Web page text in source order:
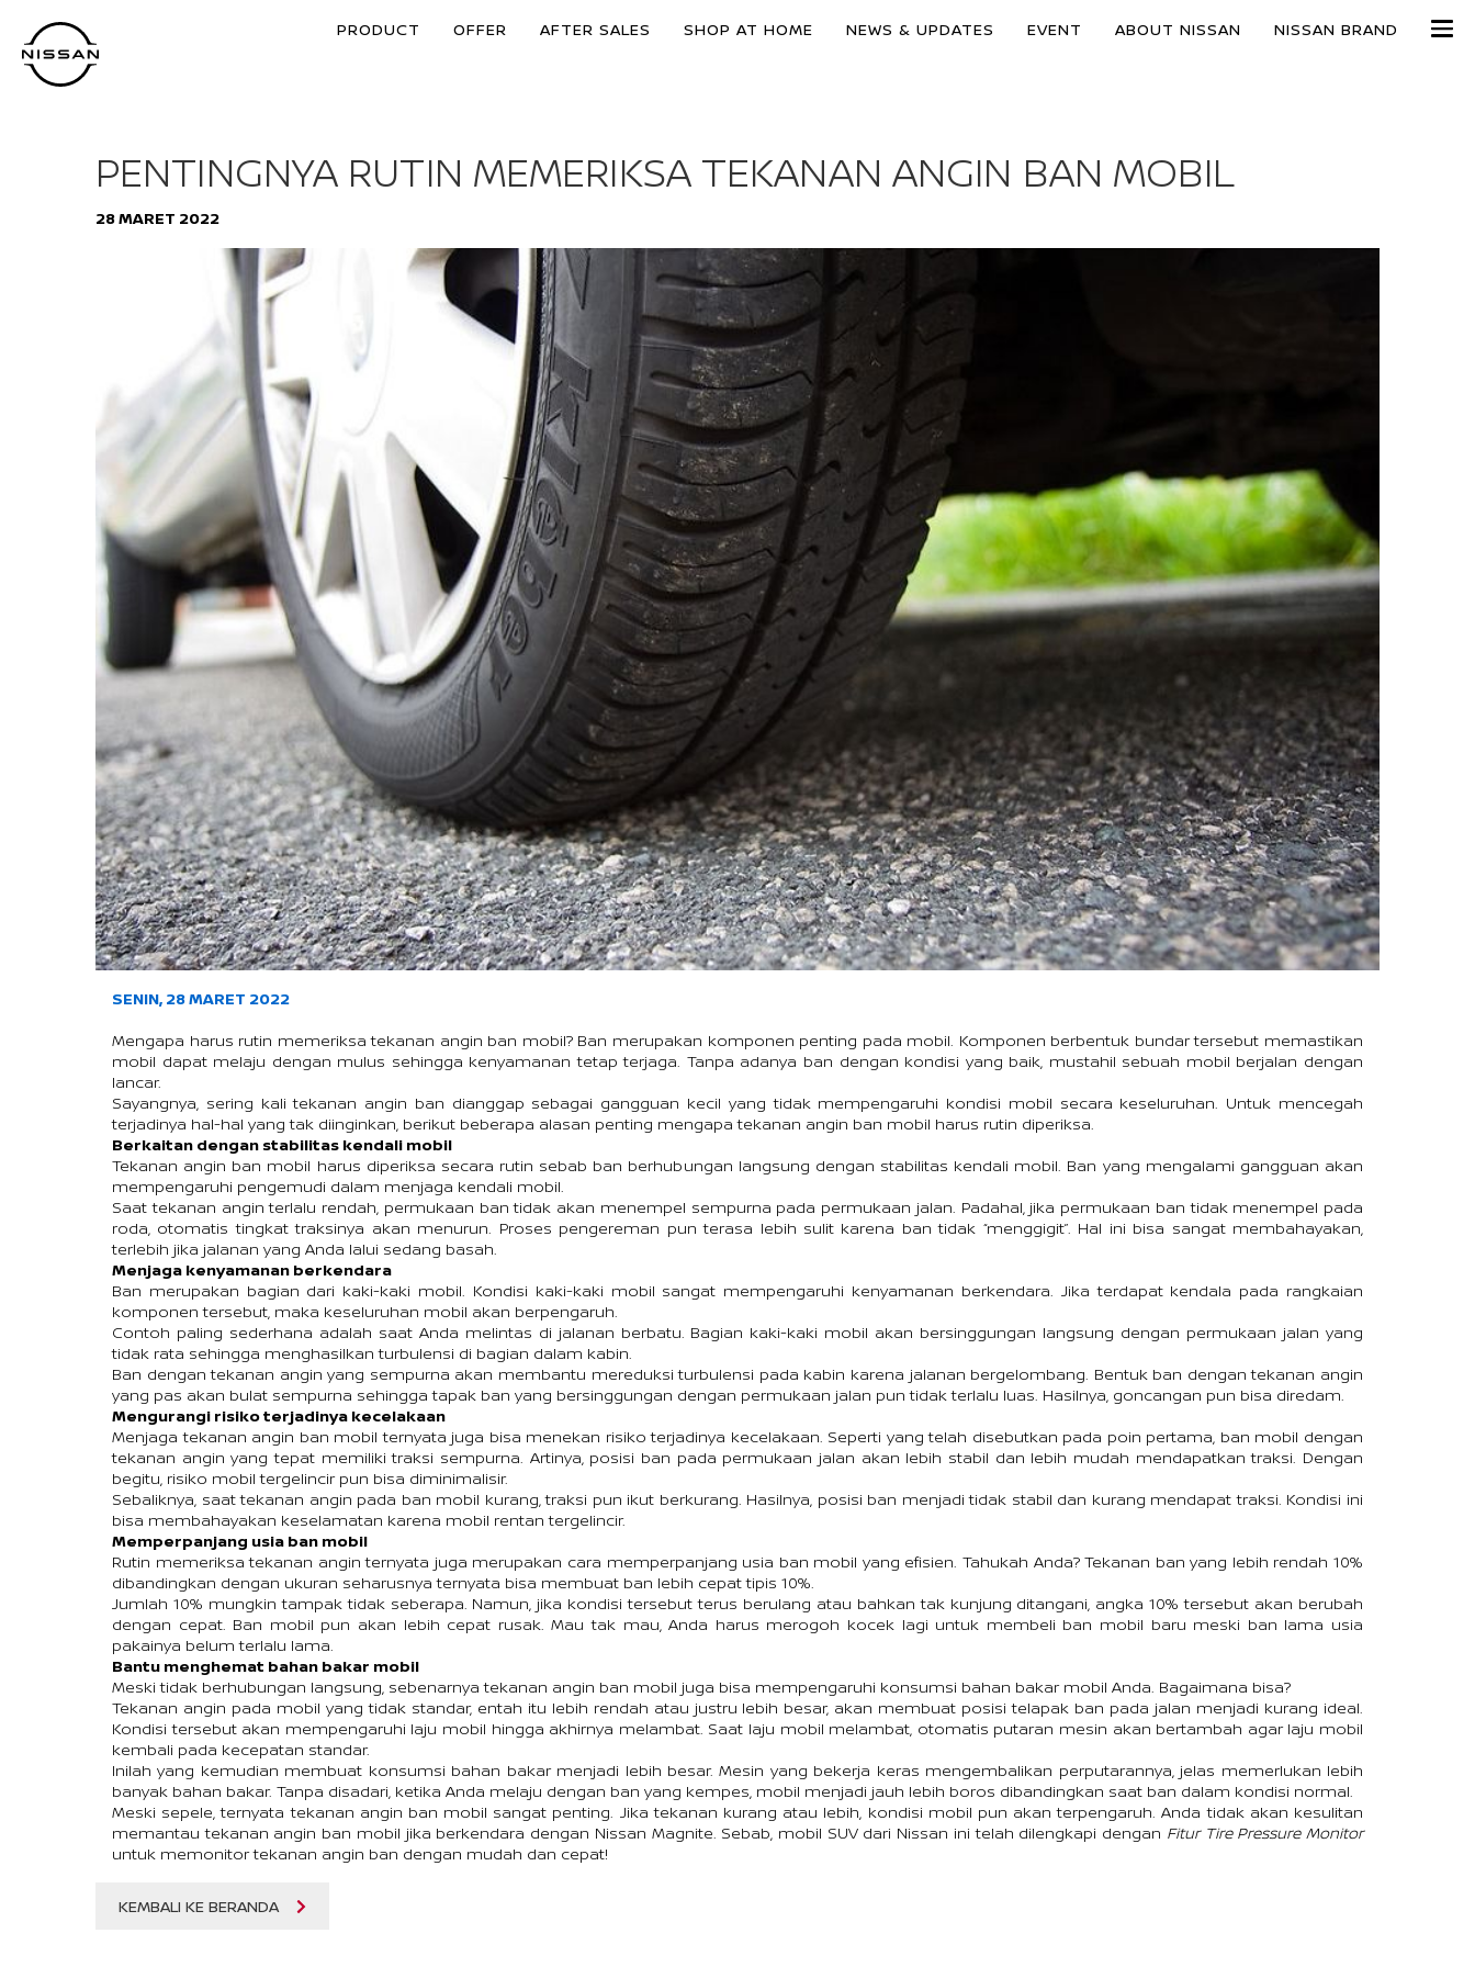
PRODUCT OFFER AFTER SALES SHOP AT HOME NEWS & UPDATES EVENT ABOUT NISSAN NISSAN BRAND
PENTINGNYA RUTIN MEMERIKSA TEKANAN ANGIN BAN MOBIL
28 MARET 2022
SENIN, 28 MARET 2022
﻿Mengapa harus rutin memeriksa tekanan angin ban mobil? Ban merupakan komponen penting pada mobil. Komponen berbentuk bundar tersebut memastikan
mobil dapat melaju dengan mulus sehingga kenyamanan tetap terjaga. Tanpa adanya ban dengan kondisi yang baik, mustahil sebuah mobil berjalan dengan
lancar.
Sayangnya, sering kali tekanan angin ban dianggap sebagai gangguan kecil yang tidak mempengaruhi kondisi mobil secara keseluruhan. Untuk mencegah
terjadinya hal-hal yang tak diinginkan, berikut beberapa alasan penting mengapa tekanan angin ban mobil harus rutin diperiksa.
Berkaitan dengan stabilitas kendali mobil
Tekanan angin ban mobil harus diperiksa secara rutin sebab ban berhubungan langsung dengan stabilitas kendali mobil. Ban yang mengalami gangguan akan
mempengaruhi pengemudi dalam menjaga kendali mobil.
Saat tekanan angin terlalu rendah, permukaan ban tidak akan menempel sempurna pada permukaan jalan. Padahal, jika permukaan ban tidak menempel pada
roda, otomatis tingkat traksinya akan menurun. Proses pengereman pun terasa lebih sulit karena ban tidak “menggigit”. Hal ini bisa sangat membahayakan,
terlebih jika jalanan yang Anda lalui sedang basah.
Menjaga kenyamanan berkendara
Ban merupakan bagian dari kaki-kaki mobil. Kondisi kaki-kaki mobil sangat mempengaruhi kenyamanan berkendara. Jika terdapat kendala pada rangkaian
komponen tersebut, maka keseluruhan mobil akan berpengaruh.
Contoh paling sederhana adalah saat Anda melintas di jalanan berbatu. Bagian kaki-kaki mobil akan bersinggungan langsung dengan permukaan jalan yang
tidak rata sehingga menghasilkan turbulensi di bagian dalam kabin.
Ban dengan tekanan angin yang sempurna akan membantu mereduksi turbulensi pada kabin karena jalanan bergelombang. Bentuk ban dengan tekanan angin
yang pas akan bulat sempurna sehingga tapak ban yang bersinggungan dengan permukaan jalan pun tidak terlalu luas. Hasilnya, goncangan pun bisa diredam.
Mengurangi risiko terjadinya kecelakaan
Menjaga tekanan angin ban mobil ternyata juga bisa menekan risiko terjadinya kecelakaan. Seperti yang telah disebutkan pada poin pertama, ban mobil dengan
tekanan angin yang tepat memiliki traksi sempurna. Artinya, posisi ban pada permukaan jalan akan lebih stabil dan lebih mudah mendapatkan traksi. Dengan
begitu, risiko mobil tergelincir pun bisa diminimalisir.
Sebaliknya, saat tekanan angin pada ban mobil kurang, traksi pun ikut berkurang. Hasilnya, posisi ban menjadi tidak stabil dan kurang mendapat traksi. Kondisi ini
bisa membahayakan keselamatan karena mobil rentan tergelincir.
Memperpanjang usia ban mobil
Rutin memeriksa tekanan angin ternyata juga merupakan cara memperpanjang usia ban mobil yang efisien. Tahukah Anda? Tekanan ban yang lebih rendah 10%
dibandingkan dengan ukuran seharusnya ternyata bisa membuat ban lebih cepat tipis 10%.
Jumlah 10% mungkin tampak tidak seberapa. Namun, jika kondisi tersebut terus berulang atau bahkan tak kunjung ditangani, angka 10% tersebut akan berubah
dengan cepat. Ban mobil pun akan lebih cepat rusak. Mau tak mau, Anda harus merogoh kocek lagi untuk membeli ban mobil baru meski ban lama usia
pakainya belum terlalu lama.
Bantu menghemat bahan bakar mobil
Meski tidak berhubungan langsung, sebenarnya tekanan angin ban mobil juga bisa mempengaruhi konsumsi bahan bakar mobil Anda. Bagaimana bisa?
Tekanan angin pada mobil yang tidak standar, entah itu lebih rendah atau justru lebih besar, akan membuat posisi telapak ban pada jalan menjadi kurang ideal.
Kondisi tersebut akan mempengaruhi laju mobil hingga akhirnya melambat. Saat laju mobil melambat, otomatis putaran mesin akan bertambah agar laju mobil
kembali pada kecepatan standar.
Inilah yang kemudian membuat konsumsi bahan bakar menjadi lebih besar. Mesin yang bekerja keras mengembalikan perputarannya, jelas memerlukan lebih
banyak bahan bakar. Tanpa disadari, ketika Anda melaju dengan ban yang kempes, mobil menjadi jauh lebih boros dibandingkan saat ban dalam kondisi normal.
Meski sepele, ternyata tekanan angin ban mobil sangat penting. Jika tekanan kurang atau lebih, kondisi mobil pun akan terpengaruh. Anda tidak akan kesulitan
memantau tekanan angin ban mobil jika berkendara dengan Nissan Magnite. Sebab, mobil SUV dari Nissan ini telah dilengkapi dengan Fitur Tire Pressure Monitor
untuk memonitor tekanan angin ban dengan mudah dan cepat!
KEMBALI KE BERANDA